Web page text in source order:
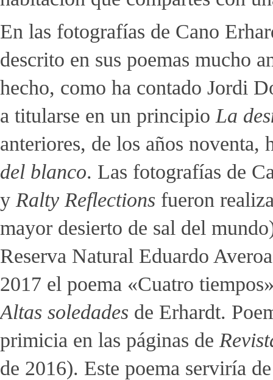
En las fotografías de Cano
descrito en sus poemas mucho
hecho, como ha contado Jordi
a titularse en un principio La
anteriores, de los años
del blanco. Las fotografías de
y Ralty Reflections fueron
mayor desierto de sal del
Reserva Natural Eduardo
2017 el poema «Cuatro
Altas soledades de Erhardt.
primicia en las páginas de
de 2016). Este poema serviría